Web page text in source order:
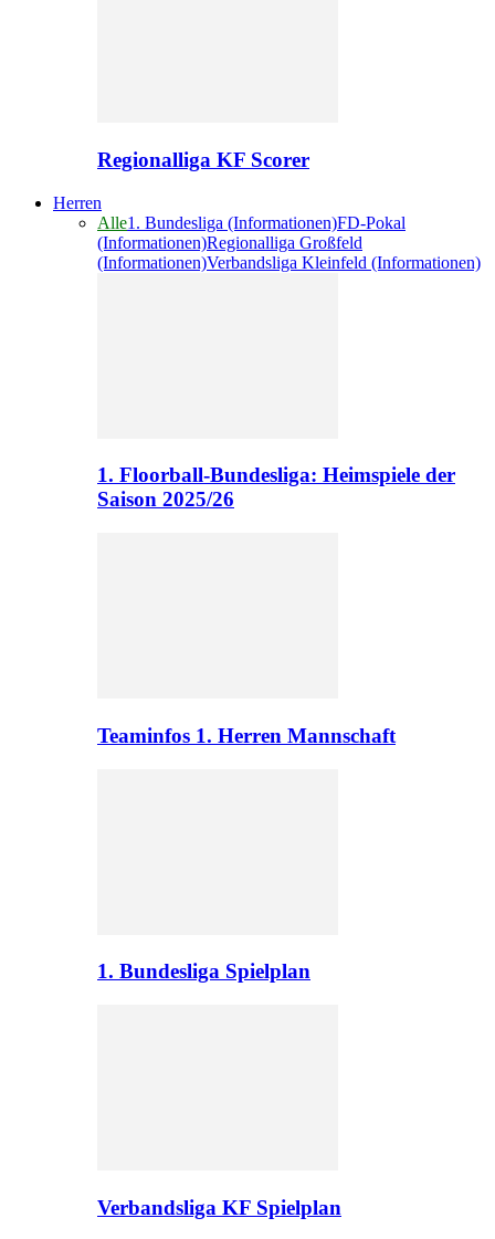
Regionalliga KF Scorer
Herren
Alle1. Bundesliga (Informationen)FD-Pokal
(Informationen)Regionalliga Großfeld
(Informationen)Verbandsliga Kleinfeld (Informationen)
1. Floorball-Bundesliga: Heimspiele der
Saison 2025/26
Teaminfos 1. Herren Mannschaft
1. Bundesliga Spielplan
Verbandsliga KF Spielplan